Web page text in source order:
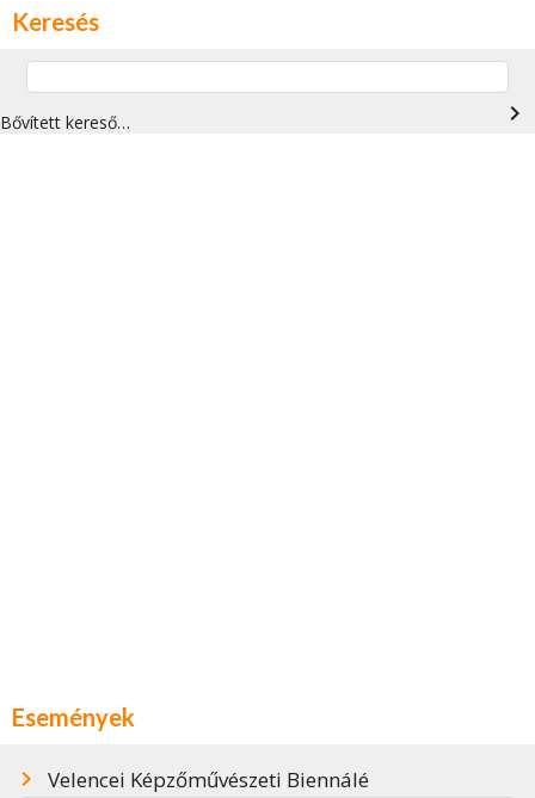
Keresés
Bővített kereső… navigate_next
Események
Velencei Képzőművészeti Biennálé